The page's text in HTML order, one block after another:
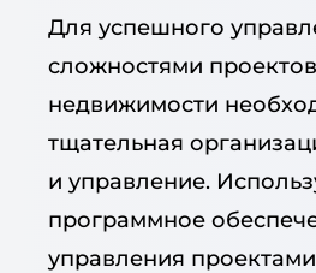
Для успешного
сложностями
недвижимости
тщательная
и управление.
программное
управления проектами